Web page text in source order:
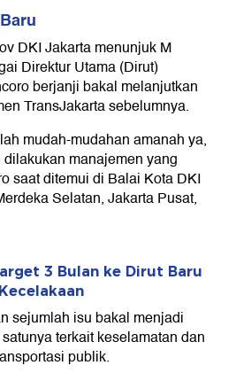
DKI Jakarta menunjuk M
Direktur Utama (Dirut)
berjanji bakal melanjutkan
TransJakarta sebelumnya.
mudah-mudahan amanah ya,
manajemen yang
saat ditemui di Balai Kota DKI
Selatan, Jakarta Pusat,
3 Bulan ke Dirut Baru
sejumlah isu bakal menjadi
terkait keselamatan dan
publik.